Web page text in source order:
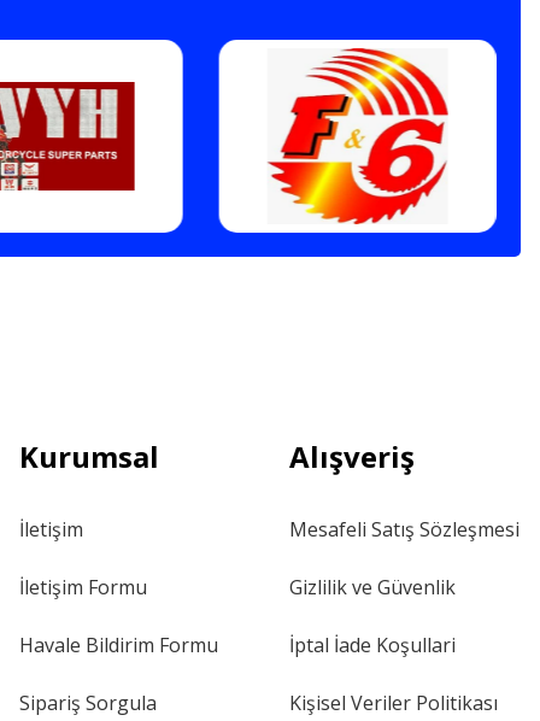
Kurumsal
İletişim
İletişim Formu
Havale Bildirim Formu
Sipariş Sorgula
Alışveriş
Mesafeli Satış Sözleşmesi
Gizlilik ve Güvenlik
İptal İade Koşullari
Kişisel Veriler Politikası